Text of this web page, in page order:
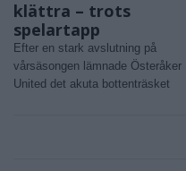
klättra – trots
spelartapp
Efter en stark avslutning på
vårsäsongen lämnade Österåker
United det akuta bottenträsket